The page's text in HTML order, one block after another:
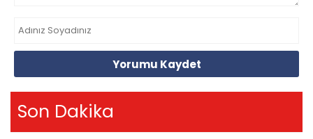
Yorumu Kaydet
Son Dakika